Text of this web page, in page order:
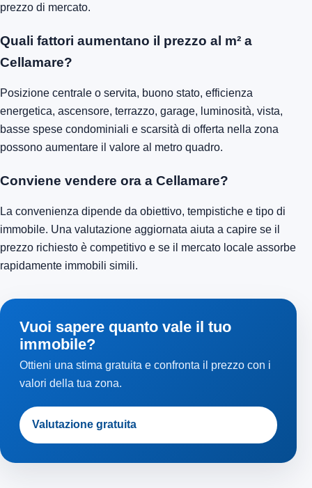
prezzo di mercato.
Quali fattori aumentano il prezzo al m² a
Cellamare?
Posizione centrale o servita, buono stato, efficienza
energetica, ascensore, terrazzo, garage, luminosità, vista,
basse spese condominiali e scarsità di offerta nella zona
possono aumentare il valore al metro quadro.
Conviene vendere ora a Cellamare?
La convenienza dipende da obiettivo, tempistiche e tipo di
immobile. Una valutazione aggiornata aiuta a capire se il
prezzo richiesto è competitivo e se il mercato locale assorbe
rapidamente immobili simili.
Vuoi sapere quanto vale il tuo
immobile?
Ottieni una stima gratuita e confronta il prezzo con i
valori della tua zona.
Valutazione gratuita